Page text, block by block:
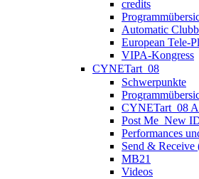
credits
Automatic
European Tele-
VIPA-Kongress
CYNETart_08
Schwerpunkte
CYNETart_08
Post Me_New
Performances
Send &
MB21
Videos